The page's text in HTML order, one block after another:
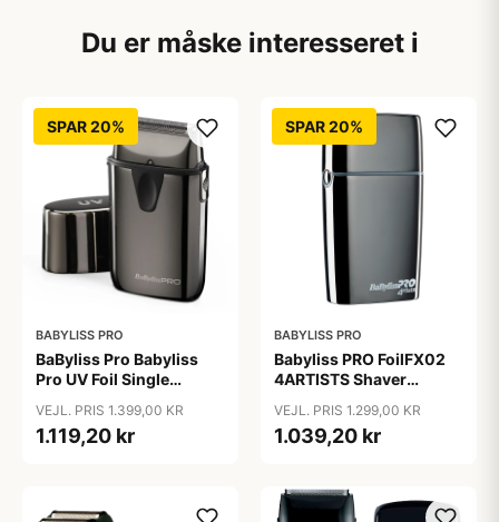
Du er måske interesseret i
SPAR 20%
BABYLISS PRO
BaByliss Pro Babyliss
Pro UV Foil Single
VEJL. PRIS 1.399,00 KR
1.119,20 kr
SPAR 20%
BABYLISS PRO
Babyliss PRO FoilFX02
4ARTISTS Shaver
VEJL. PRIS 1.299,00 KR
1.039,20 kr